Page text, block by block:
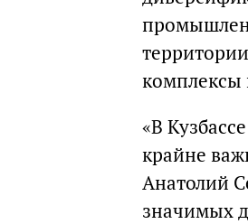
комплексы
«В
крайне
Анатолий
значимых